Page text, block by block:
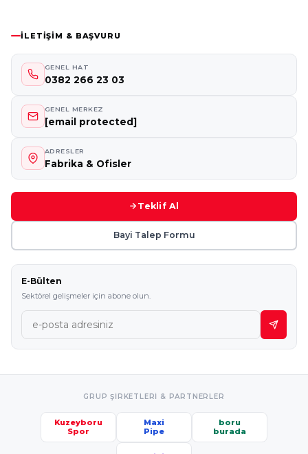
İLETIŞIM & BAŞVURU
GENEL HAT
0382 266 23 03
GENEL MERKEZ
[email protected]
ADRESLER
Fabrika & Ofisler
Teklif Al
Bayi Talep Formu
E-Bülten
Sektörel gelişmeler için abone olun.
GRUP ŞIRKETLERI & PARTNERLER
Kuzeyboru
Spor
Maxi
Pipe
boru
burada